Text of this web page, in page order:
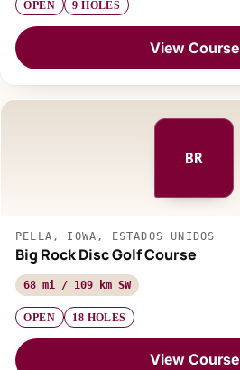
OPEN 9 HOLES
View Course
BR
PELLA, IOWA, ESTADOS UNIDOS
Big Rock Disc Golf Course
68 mi / 109 km SW
OPEN 18 HOLES
View Course